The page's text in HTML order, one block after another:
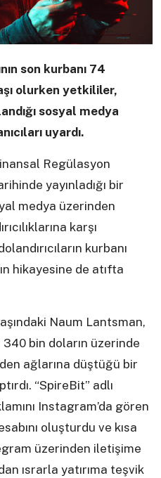
son kurbanı 74
olurken yetkililer,
sosyal medya
uyardı.
Regülasyon
yayınladığı bir
medya üzerinden
karşı
kurbanı
hikayesine de atıfta
Naum Lantsman,
bin doların üzerinde
ağlarına düştüğü bir
“SpireBit” adlı
Instagram’da gören
oluşturdu ve kısa
üzerinden iletişime
ısrarla yatırıma teşvik